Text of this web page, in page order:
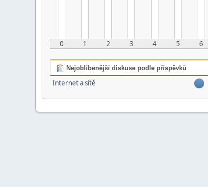
0 1 2 3 4 5 6
Nejoblíbenější diskuse podle příspěvků
Internet a sítě